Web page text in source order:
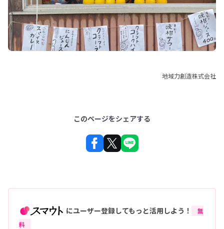
地域力創造株式会社
このページをシェアする
にユーザー登録してもっと活用しよう！
無
料